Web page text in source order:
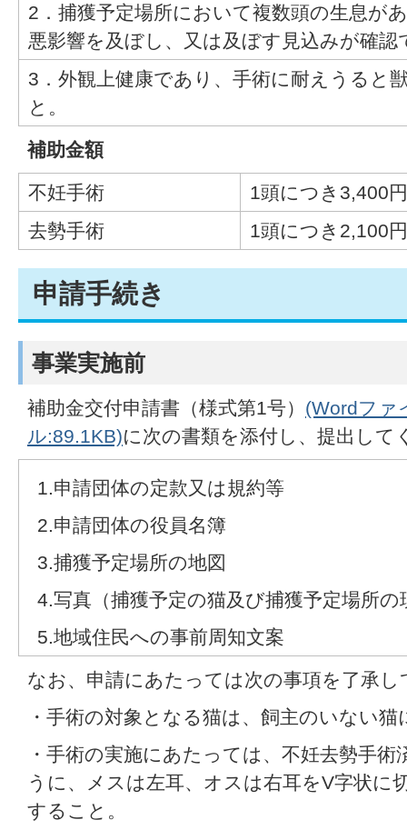
2．捕獲予定場所において複数頭の生息が
悪影響を及ぼし、又は及ぼす見込みが確
3．外観上健康であり、手術に耐えうると
と。
補助金額
不妊手術
1頭につき3,400円
去勢手術
1頭につき2,100円
申請手続き
事業実施前
補助金交付申請書（様式第1号） (Wordファ
ル:89.1KB)に次の書類を添付し、提出して
1.申請団体の定款又は規約等
2.申請団体の役員名簿
3.捕獲予定場所の地図
4.写真（捕獲予定の猫及び捕獲予定場所の
5.地域住民への事前周知文案
なお、申請にあたっては次の事項を了承
・手術の対象となる猫は、飼主のいない
・手術の実施にあたっては、不妊去勢手
うに、メスは左耳、オスは右耳をV字状に
すること。